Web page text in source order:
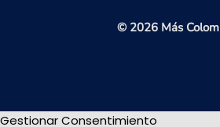
© 2026 Más
Gestionar Consentimiento